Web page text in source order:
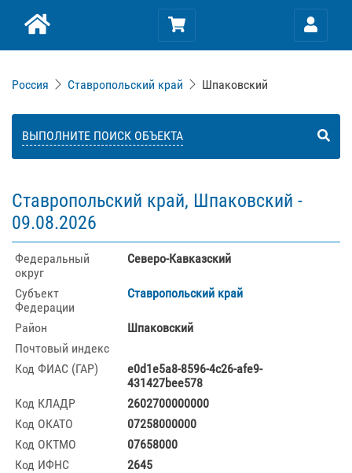
Россия Ставропольский край Шпаковский
ВЫПОЛНИТЕ ПОИСК ОБЪЕКТА
Ставропольский край, Шпаковский -
09.08.2026
Федеральный
округ
Северо-Кавказский
Субъект
Федерации
Ставропольский край
Район
Шпаковский
Почтовый индекс
Код ФИАС (ГАР)
e0d1e5a8-8596-4c26-afe9-
431427bee578
Код КЛАДР
2602700000000
Код ОКАТО
07258000000
Код ОКТМО
07658000
Код ИФНС
2645